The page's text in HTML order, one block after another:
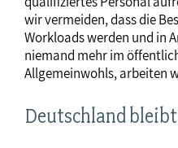
wir vermeiden, dass die
Workloads werden und in
niemand mehr im
Allgemeinwohls, arbeiten
Deutschland